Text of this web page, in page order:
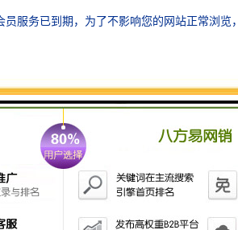
图像质量。
能，方便用户快速找到所需影像。
回放方式，满足不同需求。